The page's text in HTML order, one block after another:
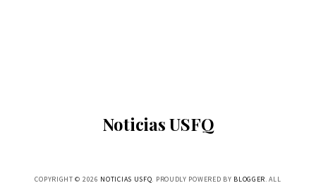
Noticias USFQ
COPYRIGHT © 2026 NOTICIAS USFQ. PROUDLY POWERED BY BLOGGER. ALL